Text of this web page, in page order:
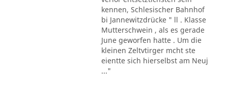
kennen, Schlesischer Bahnhof
bi Jannewitzdrücke " ll . Klasse
Mutterschwein , als es gerade
June geworfen hatte . Um die
kleinen Zeltvtirger mcht ste
eientte sich hierselbst am Neuj
..."